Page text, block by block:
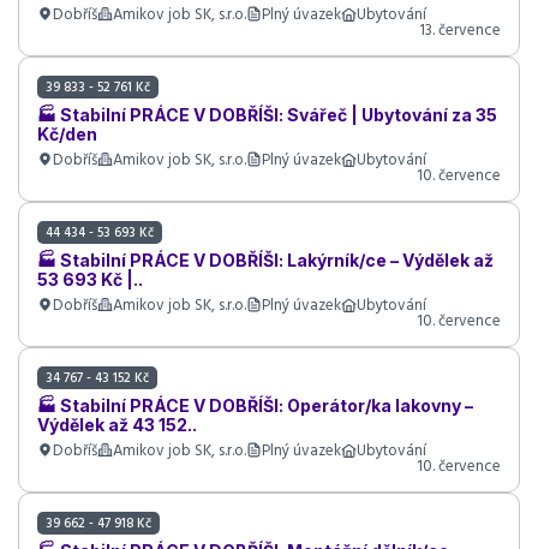
Dobříš Amikov job SK, s.r.o. Plný úvazek Ubytování
13. července
39 833 - 52 761 Kč
🏭 Stabilní PRÁCE V DOBŘÍŠI: Svářeč | Ubytování za 35
Kč/den
Dobříš Amikov job SK, s.r.o. Plný úvazek Ubytování
10. července
44 434 - 53 693 Kč
🏭 Stabilní PRÁCE V DOBŘÍŠI: Lakýrník/ce – Výdělek až
53 693 Kč |..
Dobříš Amikov job SK, s.r.o. Plný úvazek Ubytování
10. července
34 767 - 43 152 Kč
🏭 Stabilní PRÁCE V DOBŘÍŠI: Operátor/ka lakovny –
Výdělek až 43 152..
Dobříš Amikov job SK, s.r.o. Plný úvazek Ubytování
10. července
39 662 - 47 918 Kč